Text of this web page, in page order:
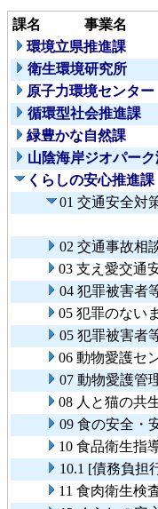
課名 事業名
環境立県推進課
衛生環境研究所
原子力環境センター
循環型社会推進課
緑豊かな自然課
山陰海岸ジオパー
くらしの安心推進課
01 交通安全対
02 交通事故相
03 支え愛交通
04 犯罪被害者
05 犯罪のない
05 犯罪被害者
06 動物愛護セ
07 動物愛護管
08 人と猫の共
09 食の安全・
10 食品衛生指
10.1 [債務負担
11 食肉衛生検